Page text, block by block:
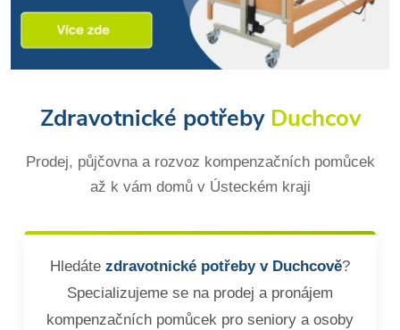
Zdravotnické potřeby Duchcov
Prodej, půjčovna a rozvoz kompenzačních pomůcek
až k vám domů v Ústeckém kraji
Hledáte zdravotnické potřeby v Duchcově?
Specializujeme se na prodej a pronájem
kompenzačních pomůcek pro seniory a osoby